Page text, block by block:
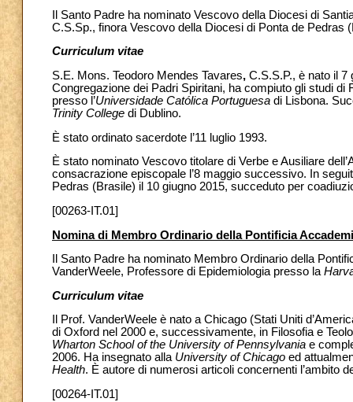
Il Santo Padre ha nominato Vescovo della Diocesi di
C.S.Sp., finora Vescovo della Diocesi di Ponta de Pedras
Curriculum vitae
S.E. Mons. Teodoro Mendes Tavares, C.S.S.P., è nato il 7
Congregazione dei Padri Spiritani, ha compiuto gli studi di
presso l’Universidade Católica Portuguesa di Lisbona.
Trinity College di Dublino.
È stato ordinato sacerdote l’11 luglio 1993.
È stato nominato Vescovo titolare di Verbe e Ausiliare
consacrazione episcopale l’8 maggio successivo. In
Pedras (Brasile) il 10 giugno 2015, succeduto per
[00263-IT.01]
Nomina di Membro Ordinario della Pontificia
Il Santo Padre ha nominato Membro Ordinario della
VanderWeele, Professore di Epidemiologia presso la
Curriculum vitae
Il Prof. VanderWeele è nato a Chicago (Stati Uniti
di Oxford nel 2000 e, successivamente, in Filosofia e
Wharton School of the University of Pennsylvania e
2006. Ha insegnato alla University of Chicago ed
Health. È autore di numerosi articoli concernenti l’ambito
[00264-IT.01]